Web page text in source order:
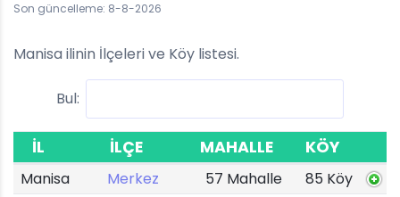
Son güncelleme: 8-8-2026
Manisa ilinin İlçeleri ve Köy listesi.
Bul:
İL İLÇE MAHALLE KÖY
Manisa Merkez 57 Mahalle
85 Köy